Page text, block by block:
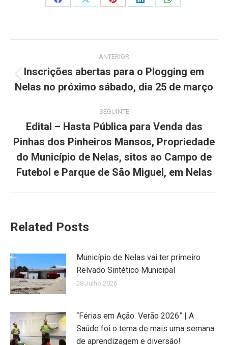
Share
Share
Share
Share
Share
navigation
ANTERIOR
Previous
post:
Inscrições abertas para o Plogging em
Nelas no próximo sábado, dia 25 de março
SEGUINTE
post:
Edital – Hasta Pública para Venda das
Pinhas dos Pinheiros Mansos, Propriedade
do Município de Nelas, sitos ao Campo de
Futebol e Parque de São Miguel, em Nelas
Related Posts
Município de Nelas vai ter primeiro
Relvado Sintético Municipal
28 Julho 2026
“Férias em Ação. Verão 2026” | A
Saúde foi o tema de mais uma semana
de aprendizagem e diversão!